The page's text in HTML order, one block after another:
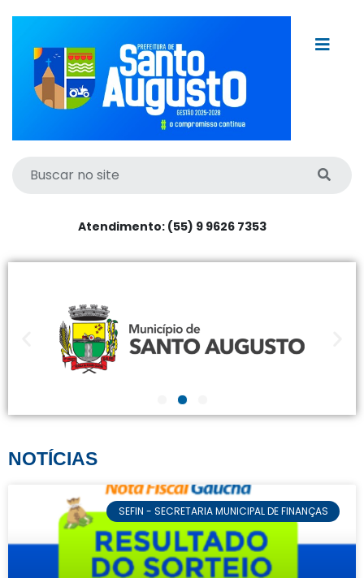
Atendimento: (55) 9 9626 7353
NOTÍCIAS
SEFIN - SECRETARIA MUNICIPAL DE FINANÇAS